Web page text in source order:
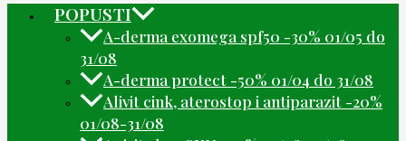
POPUSTI
A-derma exomega spf50 -30% 01/05 do
31/08
A-derma protect -50% 01/04 do 31/08
Alivit cink, aterostop i antiparazit -20%
01/08-31/08